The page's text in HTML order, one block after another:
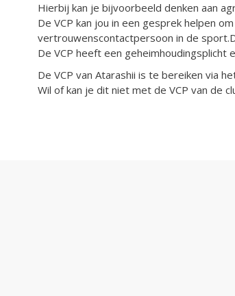
Hierbij kan je bijvoorbeeld denken aan
De VCP kan jou in een gesprek helpen
vertrouwenscontactpersoon in de
De VCP heeft een
De VCP van Atarashii is te bereiken via
Wil of kan je dit niet met de VCP van de